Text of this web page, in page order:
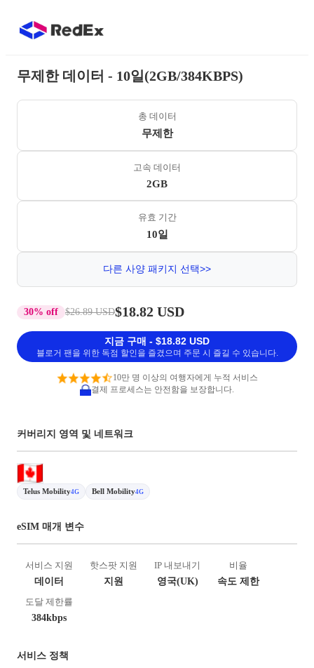
무제한 데이터 - 10일(2GB/384KBPS)
총 데이터
무제한
고속 데이터
2GB
유효 기간
10일
다른 사양 패키지 선택>>
30% off $26.89 USD$18.82 USD
지금 구매 - $18.82 USD
블로거 팬을 위한 독점 할인을 즐겼으며 주문 시 즐길 수 있습니다.
10만 명 이상의 여행자에게 누적 서비스
결제 프로세스는 안전함을 보장합니다.
커버리지 영역 및 네트워크
Telus Mobility4G Bell Mobility4G
eSIM 매개 변수
서비스 지원
데이터
핫스팟 지원
지원
IP 내보내기
영국(UK)
비율
속도 제한
도달 제한률
384kbps
서비스 정책